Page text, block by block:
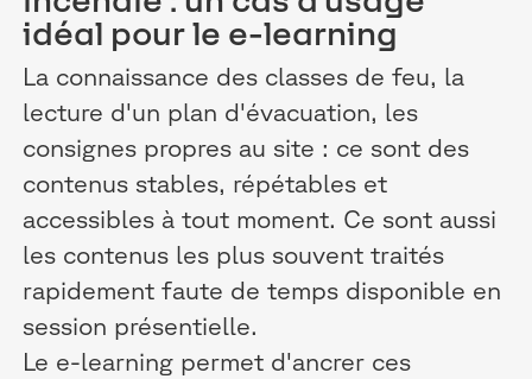
idéal pour le e-learning
La connaissance des classes de feu, la
lecture d'un plan d'évacuation, les
consignes propres au site : ce sont des
contenus stables, répétables et
accessibles à tout moment. Ce sont aussi
les contenus les plus souvent traités
rapidement faute de temps disponible en
session présentielle.
Le e-learning permet d'ancrer ces